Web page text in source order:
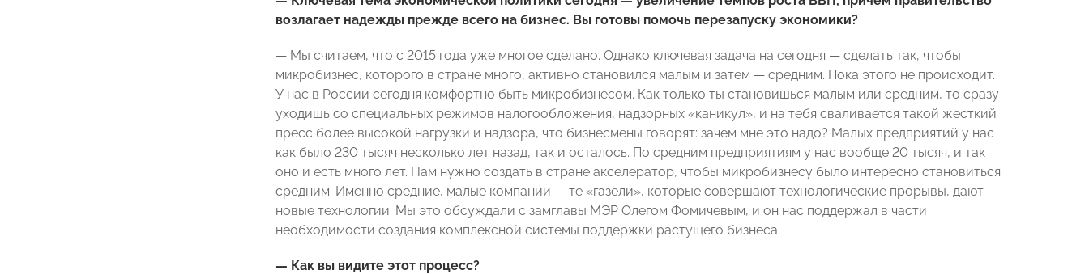
возлагает надежды прежде всего на бизнес. Вы готовы помочь перезапуску экономики?
— Мы считаем, что с 2015 года уже многое сделано. Однако ключевая задача на сегодня — сделать так, чтобы
микробизнес, которого в стране много, активно становился малым и затем — средним. Пока этого не происходит.
У нас в России сегодня комфортно быть микробизнесом. Как только ты становишься малым или средним, то сразу
уходишь со специальных режимов налогообложения, надзорных «каникул», и на тебя сваливается такой жесткий
пресс более высокой нагрузки и надзора, что бизнесмены говорят: зачем мне это надо? Малых предприятий у нас
как было 230 тысяч несколько лет назад, так и осталось. По средним предприятиям у нас вообще 20 тысяч, и так
оно и есть много лет. Нам нужно создать в стране акселератор, чтобы микробизнесу было интересно становиться
средним. Именно средние, малые компании — те «газели», которые совершают технологические прорывы, дают
новые технологии. Мы это обсуждали с замглавы МЭР Олегом Фомичевым, и он нас поддержал в части
необходимости создания комплексной системы поддержки растущего бизнеса.
— Как вы видите этот процесс?